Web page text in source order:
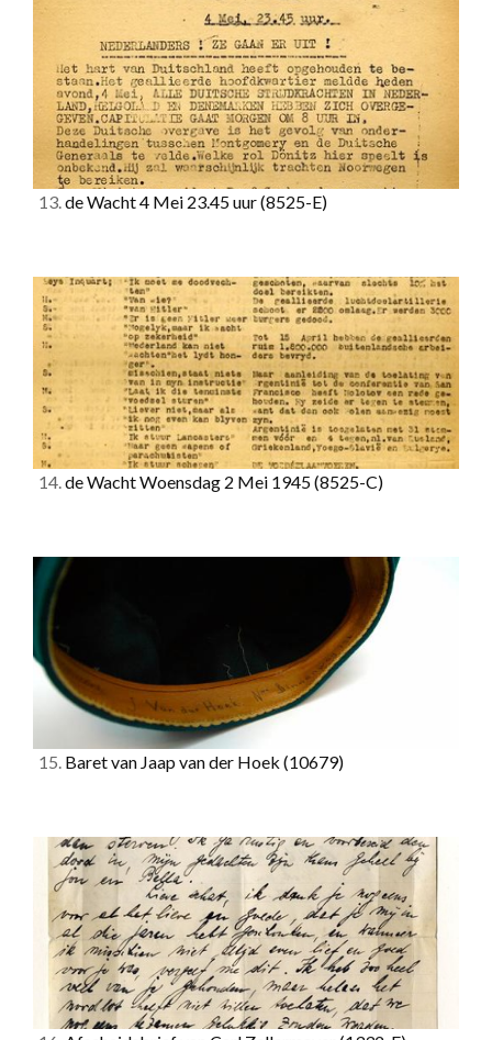
13.de Wacht 4 Mei 23.45 uur(8525-E)
14.de Wacht Woensdag 2 Mei 1945(8525-C)
15. Baret van Jaap van der Hoek (10679)